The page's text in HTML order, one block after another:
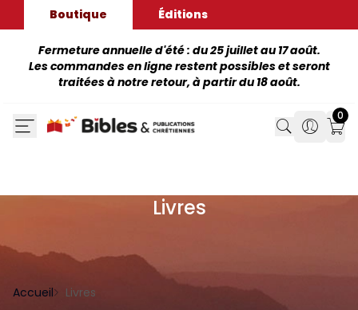
Boutique Éditions
Fermeture annuelle d'été : du 25 juillet au 17 août.
Les commandes en ligne restent possibles et seront
traitées à notre retour, à partir du 18 août.
Search
Search
0
Livres
Accueil Livres